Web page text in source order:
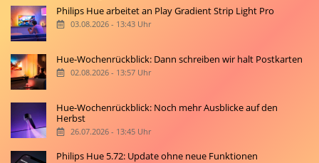
Philips Hue arbeitet an Play Gradient Strip Light Pro
03.08.2026 - 13:43 Uhr
Hue-Wochenrückblick: Dann schreiben wir halt Postkarten
02.08.2026 - 13:57 Uhr
Hue-Wochenrückblick: Noch mehr Ausblicke auf den
Herbst
26.07.2026 - 13:45 Uhr
Philips Hue 5.72: Update ohne neue Funktionen